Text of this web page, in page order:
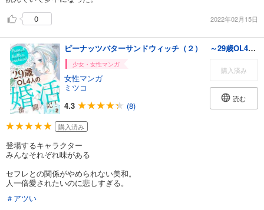
0
2022年02月15日
ピーナッツバターサンドウィッチ（２） ～29歳OL4人の婚活奮闘記！
少女・女性マンガ
女性マンガ
ミツコ
4.3
(8)
購入済み
読む
購入済み
登場するキャラクター
みんなそれぞれ味がある
セフレとの関係がやめられない美和。
人一倍愛されたいのに悲しすぎる。
＃アツい